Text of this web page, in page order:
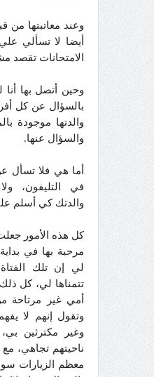
وعند معاتبتها من
أيضا لا تسألي
الامتحانات تقصد
وحين أتصل بها أنا
بالسؤال عن كل
والدتها موجودة
والسؤال عنها.
أما هي فلا تسأل
في التليفون،
والدتك كي أسلم
كل هذه الأمور
مرحبة بها في
لي إن تلك
تتمناها لي، كل
أمي غير مرتاحة
وتقول إنهم لا
وغير مكترثين
ناحيتهم تجاهي،
معظم الزيارات